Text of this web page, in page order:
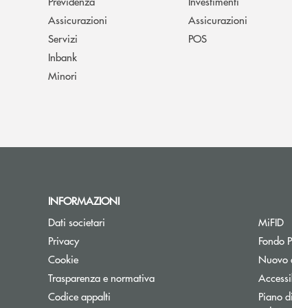
Assicurazioni
Servizi
Inbank
Minori
Assicurazioni
POS
INFORMAZIONI
Dati societari
Privacy
Cookie
Trasparenza e normativaApre una nuova finestra
Codice appalti
MiFID
Fondo
Nuovo
Piano